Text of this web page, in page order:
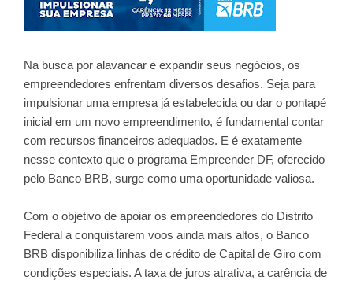
Na busca por alavancar e expandir seus negócios, os
empreendedores enfrentam diversos desafios. Seja para
impulsionar uma empresa já estabelecida ou dar o pontapé
inicial em um novo empreendimento, é fundamental contar
com recursos financeiros adequados. E é exatamente
nesse contexto que o programa Empreender DF, oferecido
pelo Banco BRB, surge como uma oportunidade valiosa.
Com o objetivo de apoiar os empreendedores do Distrito
Federal a conquistarem voos ainda mais altos, o Banco
BRB disponibiliza linhas de crédito de Capital de Giro com
condições especiais. A taxa de juros atrativa, a carência de